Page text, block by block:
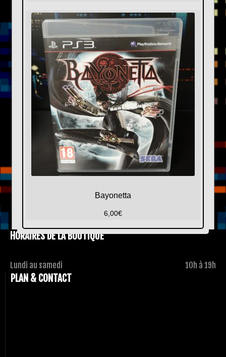
Bayonetta
6,00€
HORAIRES DE LA BOUTIQUE
Lundi au samedi 10h à 19h
PLAN & CONTACT